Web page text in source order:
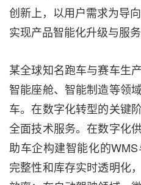
创新上，以用户需求为导
实现产品智能化升级与服务
某全球知名跑车与赛车生
智能座舱、智能制造等领
车。在数字化转型的关键
全面技术服务。在数字化
助车企构建智能化的
完整性和库存实时透明化